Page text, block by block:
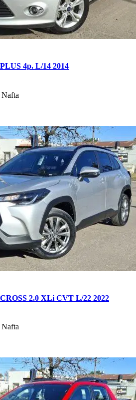
4p. L/14 2014
Nafta
2.0 XLi CVT L/22 2022
Nafta